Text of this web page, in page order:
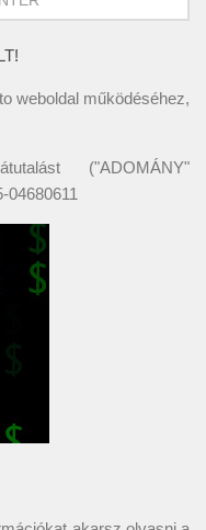
weboldal működéséhez,
("ADOMÁNY"
04680611